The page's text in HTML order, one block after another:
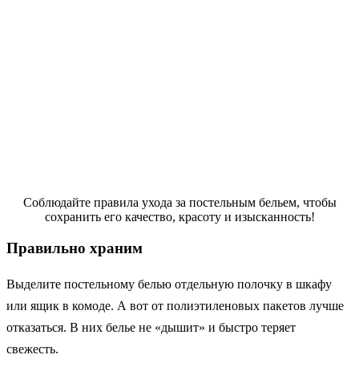
Соблюдайте правила ухода за постельным бельем, чтобы
сохранить его качество, красоту и изысканность!
Правильно храним
Выделите постельному белью отдельную полочку в шкафу
или ящик в комоде. А вот от полиэтиленовых пакетов лучше
отказаться. В них белье не «дышит» и быстро теряет
свежесть.